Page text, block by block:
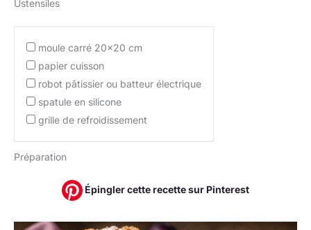
Ustensiles
moule carré 20×20 cm
papier cuisson
robot pâtissier ou batteur électrique
spatule en silicone
grille de refroidissement
Préparation
Épingler cette recette sur Pinterest